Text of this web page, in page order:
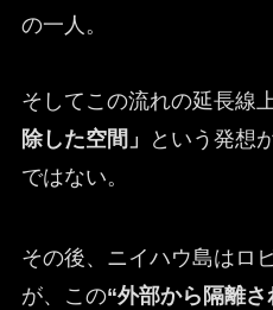
の一人。
そしてこの流れの延長線上
除した空間」
という発想
ではない。
その後、ニイハウ島はロ
が、この“外部から隔離さ